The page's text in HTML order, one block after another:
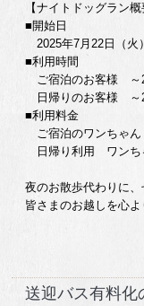
【ナイトドッグラン概
■開始日
2025年7月22日（火
■利用時間
ご宿泊のお客様 ～
日帰りのお客様 ～
■利用料金
ご宿泊のワンちゃ
日帰り利用 ワンち
夜のお散歩代わりに、
皆さまのお越しを心よ
送迎バス有料化